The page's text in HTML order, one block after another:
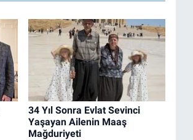
34 Yıl Sonra Evlat Sevinci
Yaşayan Ailenin Maaş
Mağduriyeti